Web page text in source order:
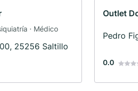
· Médico
25256 Saltillo
Outlet
Pedro
0.0